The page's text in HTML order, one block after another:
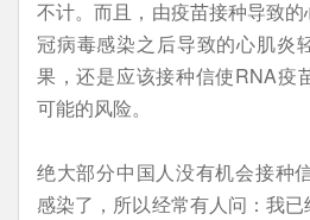
不计。而且，由疫苗接种导致
冠病毒感染之后导致的心肌炎
果，还是应该接种信使RNA疫
可能的风险。
绝大部分中国人没有机会接种
感染了，所以经常有人问：我